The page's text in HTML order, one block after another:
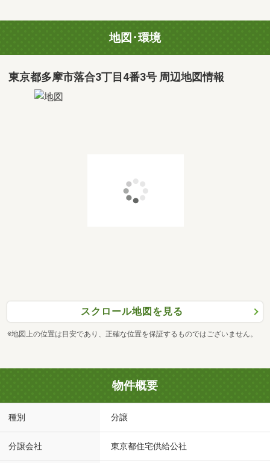
地図･環境
東京都多摩市落合3丁目4番3号 周辺地図情報
スクロール地図を見る
※地図上の位置は目安であり、正確な位置を保証するものではございません。
物件概要
種別 分譲
分譲会社 東京都住宅供給公社